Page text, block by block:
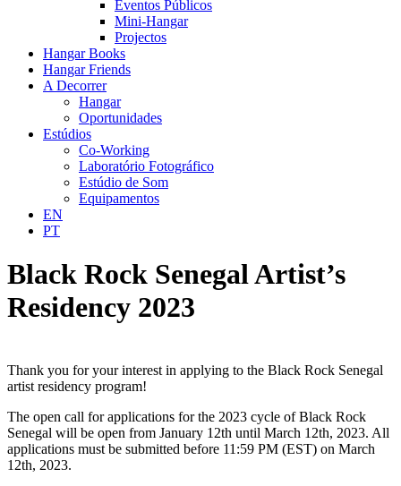
Eventos Públicos
Mini-Hangar
Projectos
Hangar Books
Hangar Friends
A Decorrer
Hangar
Oportunidades
Estúdios
Co-Working
Laboratório Fotográfico
Estúdio de Som
Equipamentos
EN
PT
Black Rock Senegal Artist’s
Residency 2023
Thank you for your interest in applying to the Black Rock Senegal
artist residency program!
The open call for applications for the 2023 cycle of Black Rock
Senegal will be open from January 12th until March 12th, 2023. All
applications must be submitted before 11:59 PM (EST) on March
12th, 2023.